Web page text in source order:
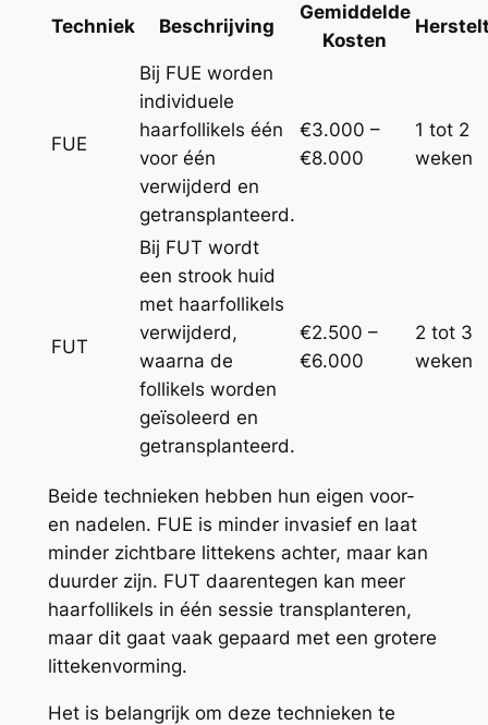
Techniek Beschrijving
Gemiddelde
Kosten
FUE
Bij FUE worden
individuele
haarfollikels één
voor één
verwijderd en
getransplanteerd.
€3.000 –
€8.000
1 tot 2
weken
FUT
Bij FUT wordt
een strook huid
met haarfollikels
verwijderd,
waarna de
follikels worden
geïsoleerd en
getransplanteerd.
€2.500 –
€6.000
2 tot 3
weken
Beide technieken hebben hun eigen voor-
en nadelen. FUE is minder invasief en laat
minder zichtbare littekens achter, maar kan
duurder zijn. FUT daarentegen kan meer
haarfollikels in één sessie transplanteren,
maar dit gaat vaak gepaard met een grotere
littekenvorming.
Het is belangrijk om deze technieken te